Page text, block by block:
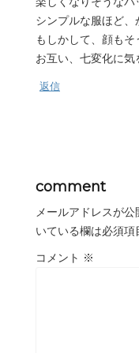
シンプルな服ほど
もしかして、顔もそ
お互い、七変化に気
返信
comment
メールアドレスが公
いている欄は必須項
コメント ※